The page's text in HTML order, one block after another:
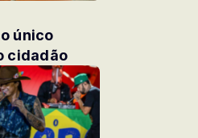
único
cidadão